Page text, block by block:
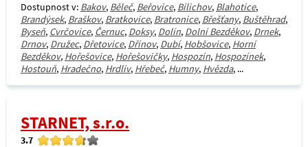
Dostupnost v: Bakov, Běleč, Beřovice, Bílichov, Blahotice,
Brandýsek, Braškov, Bratkovice, Bratronice, Břešťany, Buštěhrad,
Byseň, Cvrčovice, Černuc, Doksy, Dolín, Dolní Bezděkov, Drnek,
Drnov, Družec, Dřetovice, Dřínov, Dubí, Hobšovice, Horní
Bezděkov, Hořešovice, Hořešovičky, Hospozín, Hospozínek,
Hostouň, Hradečno, Hrdlív, Hřebeč, Humny, Hvězda, ...
STARNET, s.r.o.
3.7